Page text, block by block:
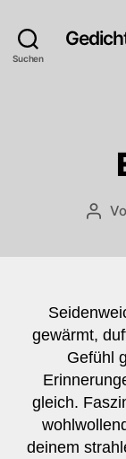
Suchen
gewärmt,
Gefühl
gleich.
deinem